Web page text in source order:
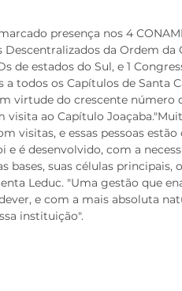
presença nos 4
da Ordem da
de estados do Sul, e 1
todos os Capítulos de Santa
virtude do crescente número
visita ao Capítulo
visitas, e essas pessoas
é desenvolvido, com a
suas células principais,
Leduc. "Uma gestão que
e com a mais absoluta
instituição".